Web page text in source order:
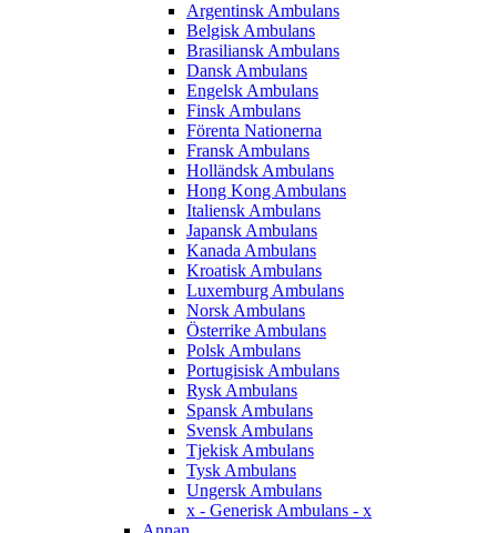
Argentinsk Ambulans
Belgisk Ambulans
Brasiliansk Ambulans
Dansk Ambulans
Engelsk Ambulans
Finsk Ambulans
Förenta Nationerna
Fransk Ambulans
Holländsk Ambulans
Hong Kong Ambulans
Italiensk Ambulans
Japansk Ambulans
Kanada Ambulans
Kroatisk Ambulans
Luxemburg Ambulans
Norsk Ambulans
Österrike Ambulans
Polsk Ambulans
Portugisisk Ambulans
Rysk Ambulans
Spansk Ambulans
Svensk Ambulans
Tjekisk Ambulans
Tysk Ambulans
Ungersk Ambulans
x - Generisk Ambulans - x